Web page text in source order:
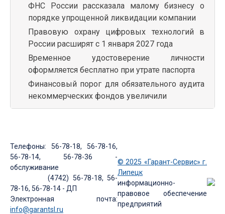
ФНС России рассказала малому бизнесу о
порядке упрощенной ликвидации компании
Правовую охрану цифровых технологий в
России расширят с 1 января 2027 года
Временное удостоверение личности
оформляется бесплатно при утрате паспорта
Финансовый порог для обязательного аудита
некоммерческих фондов увеличили
Телефоны: 56-78-18, 56-78-16,
56-78-14, 56-78-36 -
обслуживание
(4742) 56-78-18, 56-
78-16, 56-78-14 - ДП
Электронная почта:
info@garantsl.ru
© 2025 «Гарант-Сервис» г.
Липецк
информационно-
правовое обеспечение
предприятий